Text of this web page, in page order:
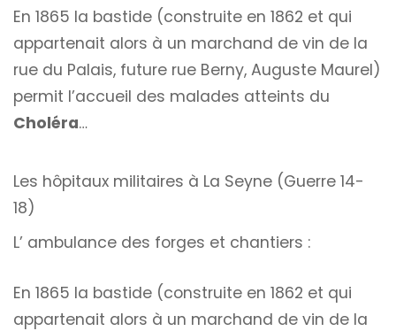
En 1865 la bastide (construite en 1862 et qui
appartenait alors à un marchand de vin de la
rue du Palais, future rue Berny, Auguste Maurel)
permit l’accueil des malades atteints du
Choléra…
Les hôpitaux militaires à La Seyne (Guerre 14-
18)
L’ ambulance des forges et chantiers :
En 1865 la bastide (construite en 1862 et qui
appartenait alors à un marchand de vin de la